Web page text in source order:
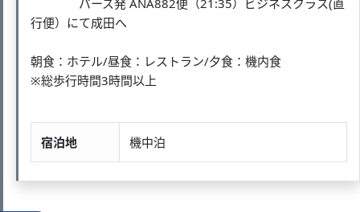
行便）にて成田へ
朝食：ホテル/昼食：レストラン/夕食：機内食
※総歩行時間3時間以上
宿泊地 機中泊